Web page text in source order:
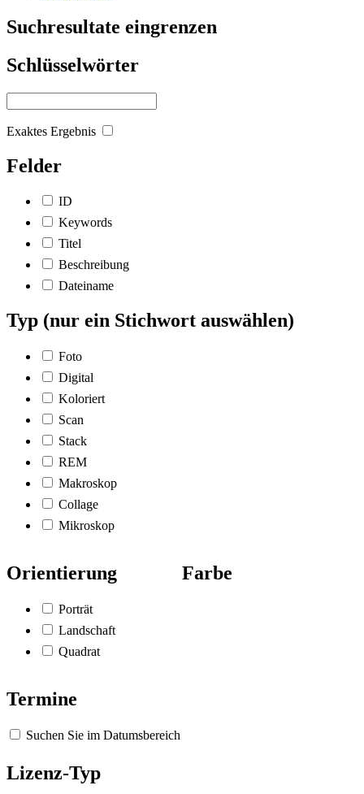
Suchresultate eingrenzen
Schlüsselwörter
Exaktes Ergebnis
Felder
ID
Keywords
Titel
Beschreibung
Dateiname
Typ (nur ein Stichwort auswählen)
Foto
Digital
Koloriert
Scan
Stack
REM
Makroskop
Collage
Mikroskop
Orientierung
Porträt
Landschaft
Quadrat
Farbe
Termine
Suchen Sie im Datumsbereich
Lizenz-Typ